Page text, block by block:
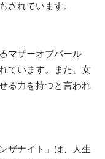
されています。
マザーオブパール
ています。また、女
る力を持つと言われ
ザナイト」は、人生